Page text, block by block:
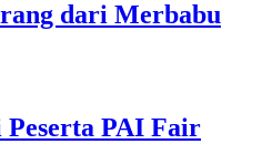
dari Merbabu
Peserta PAI Fair